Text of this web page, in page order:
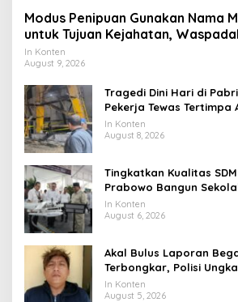
Modus Penipuan Gunakan Nama
untuk Tujuan Kejahatan,
In Konten
August 9, 2026
Tragedi Dini Hari di
Pekerja Tewas
Tebu
In Konten
August 8, 2026
Tingkatkan Kualitas
Prabowo Bangun
hingga Undang
In Konten
August 6, 2026
Akal Bulus Laporan
Terbongkar, Polisi
Uang Perusahaan untuk
In Konten
August 5, 2026